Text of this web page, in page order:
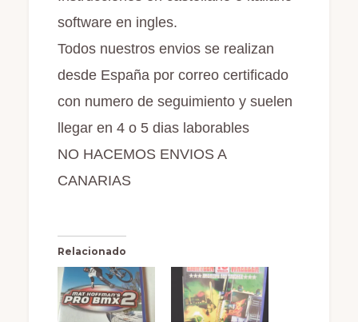
software en ingles.
Todos nuestros envios se realizan
desde España por correo certificado
con numero de seguimiento y suelen
llegar en 4 o 5 dias laborables
NO HACEMOS ENVIOS A
CANARIAS
Relacionado